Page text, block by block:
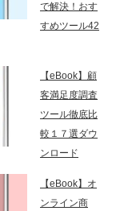
で解決！おす
すめツール42
【eBook】顧
客満足度調査
ツール徹底比
較１７選ダウ
ンロード
【eBook】オ
ンライン商